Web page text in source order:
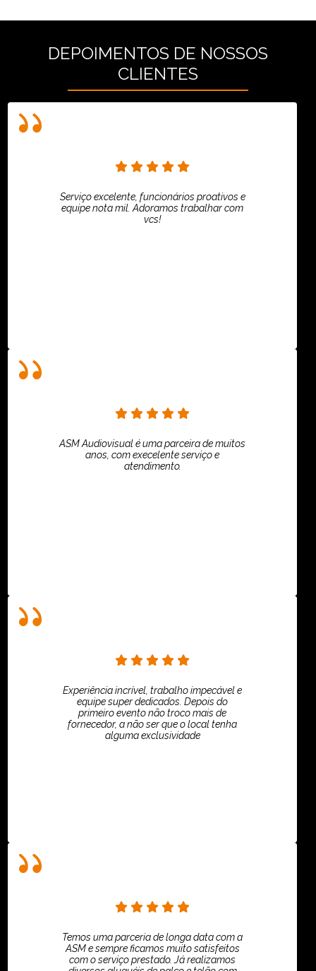
DEPOIMENTOS DE NOSSOS
CLIENTES
Serviço excelente, funcionários proativos e
equipe nota mil. Adoramos trabalhar com
vcs!
ASM Audiovisual é uma parceira de muitos
anos, com execelente serviço e
atendimento.
Experiência incrível, trabalho impecável e
equipe super dedicados. Depois do
primeiro evento não troco mais de
fornecedor, a não ser que o local tenha
alguma exclusividade
Temos uma parceria de longa data com a
ASM e sempre ficamos muito satisfeitos
com o serviço prestado. Já realizamos